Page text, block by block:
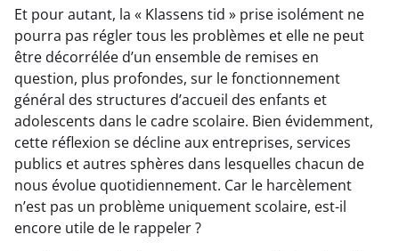
Et pour autant, la « Klassens tid » prise isolément ne
pourra pas régler tous les problèmes et elle ne peut
être décorrélée d’un ensemble de remises en
question, plus profondes, sur le fonctionnement
général des structures d’accueil des enfants et
adolescents dans le cadre scolaire. Bien évidemment,
cette réflexion se décline aux entreprises, services
publics et autres sphères dans lesquelles chacun de
nous évolue quotidiennement. Car le harcèlement
n’est pas un problème uniquement scolaire, est-il
encore utile de le rappeler ?